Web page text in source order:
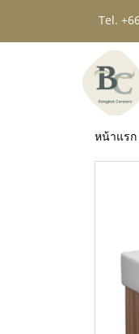
Tel. +66
หน้าแรก